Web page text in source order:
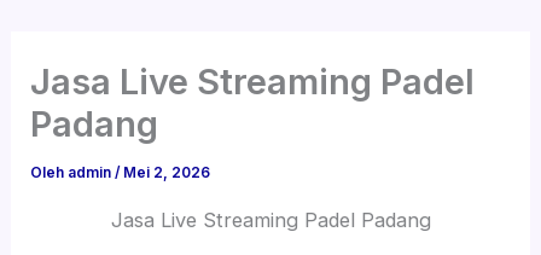
Jasa Live Streaming Padel
Padang
Oleh admin/ Mei 2, 2026
Jasa Live Streaming Padel Padang